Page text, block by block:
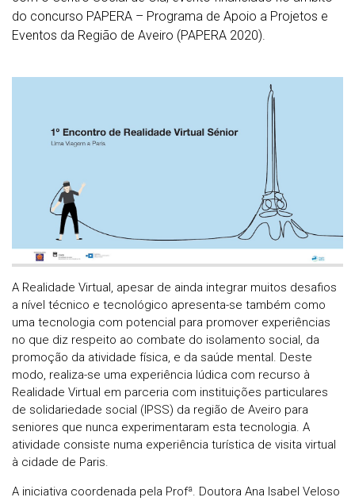
do concurso PAPERA – Programa de Apoio a Projetos e
Eventos da Região de Aveiro (PAPERA 2020).
A Realidade Virtual, apesar de ainda integrar muitos desafios
a nível técnico e tecnológico apresenta-se também como
uma tecnologia com potencial para promover experiências
no que diz respeito ao combate do isolamento social, da
promoção da atividade física, e da saúde mental. Deste
modo, realiza-se uma experiência lúdica com recurso à
Realidade Virtual em parceria com instituições particulares
de solidariedade social (IPSS) da região de Aveiro para
seniores que nunca experimentaram esta tecnologia. A
atividade consiste numa experiência turística de visita virtual
à cidade de Paris.
A iniciativa coordenada pela Profª. Doutora Ana Isabel Veloso